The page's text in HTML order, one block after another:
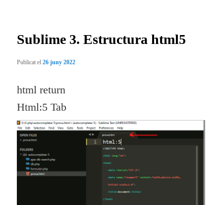
Sublime 3. Estructura html5
Publicat el26 juny 2022
html return
Html:5 Tab